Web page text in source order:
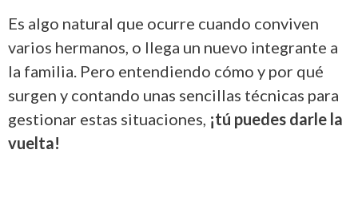
Es algo natural que ocurre cuando conviven
varios hermanos, o llega un nuevo integrante a
la familia. Pero entendiendo cómo y por qué
surgen y contando unas sencillas técnicas para
gestionar estas situaciones, ¡tú puedes darle la
vuelta!